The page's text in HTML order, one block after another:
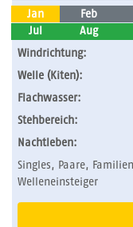
Jan Feb
Jul
Aug
Windrichtung:
Welle (Kiten):
Flachwasser:
Stehbereich:
Nachtleben:
Singles, Paare,
Welleneinsteiger